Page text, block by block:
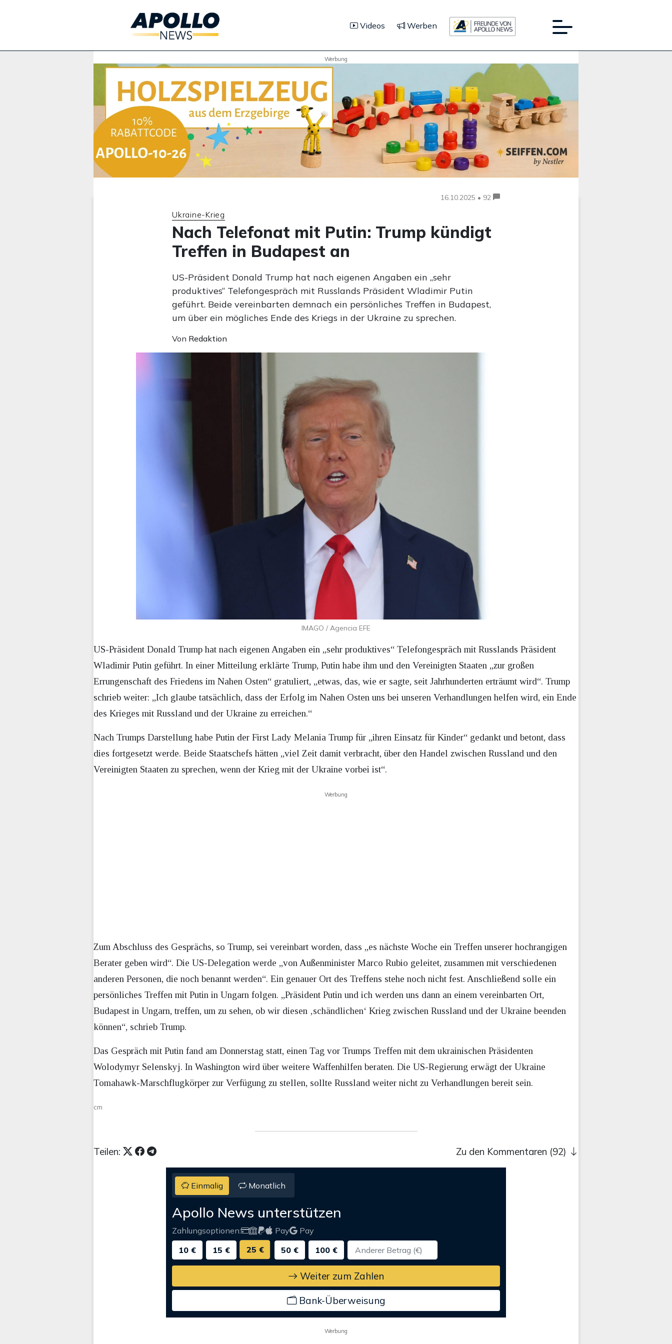
Videos Werben
Werbung
16.10.2025 • 92
Ukraine-Krieg
Nach Telefonat mit Putin: Trump kündigt
Treffen in Budapest an
US-Präsident Donald Trump hat nach eigenen Angaben ein „sehr
produktives“ Telefongespräch mit Russlands Präsident Wladimir Putin
geführt. Beide vereinbarten demnach ein persönliches Treffen in Budapest,
um über ein mögliches Ende des Kriegs in der Ukraine zu sprechen.
Von Redaktion
IMAGO / Agencia EFE
US-Präsident Donald Trump hat nach eigenen Angaben ein „sehr produktives“ Telefongespräch mit Russlands Präsident
Wladimir Putin geführt. In einer Mitteilung erklärte Trump, Putin habe ihm und den Vereinigten Staaten „zur großen
Errungenschaft des Friedens im Nahen Osten“ gratuliert, „etwas, das, wie er sagte, seit Jahrhunderten erträumt wird“. Trump
schrieb weiter: „Ich glaube tatsächlich, dass der Erfolg im Nahen Osten uns bei unseren Verhandlungen helfen wird, ein Ende
des Krieges mit Russland und der Ukraine zu erreichen.“
Nach Trumps Darstellung habe Putin der First Lady Melania Trump für „ihren Einsatz für Kinder“ gedankt und betont, dass
dies fortgesetzt werde. Beide Staatschefs hätten „viel Zeit damit verbracht, über den Handel zwischen Russland und den
Vereinigten Staaten zu sprechen, wenn der Krieg mit der Ukraine vorbei ist“.
Werbung
Zum Abschluss des Gesprächs, so Trump, sei vereinbart worden, dass „es nächste Woche ein Treffen unserer hochrangigen
Berater geben wird“. Die US-Delegation werde „von Außenminister Marco Rubio geleitet, zusammen mit verschiedenen
anderen Personen, die noch benannt werden“. Ein genauer Ort des Treffens stehe noch nicht fest. Anschließend solle ein
persönliches Treffen mit Putin in Ungarn folgen. „Präsident Putin und ich werden uns dann an einem vereinbarten Ort,
Budapest in Ungarn, treffen, um zu sehen, ob wir diesen ‚schändlichen‘ Krieg zwischen Russland und der Ukraine beenden
können“, schrieb Trump.
Das Gespräch mit Putin fand am Donnerstag statt, einen Tag vor Trumps Treffen mit dem ukrainischen Präsidenten
Wolodymyr Selenskyj. In Washington wird über weitere Waffenhilfen beraten. Die US-Regierung erwägt der Ukraine
Tomahawk-Marschflugkörper zur Verfügung zu stellen, sollte Russland weiter nicht zu Verhandlungen bereit sein.
cm
Teilen: Zu den Kommentaren (92)
Einmalig Monatlich
Apollo News unterstützen
Zahlungsoptionen: Pay
Pay
10 €
15 € 25 € 50 € 100 €
Weiter zum Zahlen
Bank-Überweisung
Werbung